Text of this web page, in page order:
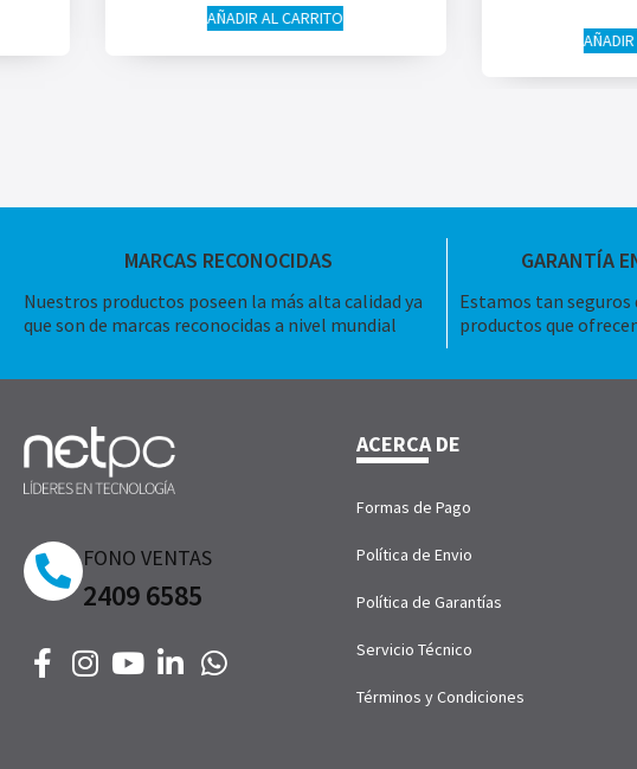
AÑADIR AL CARRITO
MARCAS RECONOCIDAS
Nuestros productos poseen la más alta calidad ya
que son de marcas reconocidas a nivel mundial
GARANTÍA
Estamos tan seguros
productos que
FONO VENTAS
2409 6585
ACERCA DE
Formas de Pago
Política de Envio
Política de Garantías
Servicio Técnico
Términos y Condiciones